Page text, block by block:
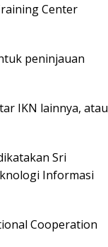
Center
peninjauan
IKN lainnya, atau
Sri
Informasi
Cooperation